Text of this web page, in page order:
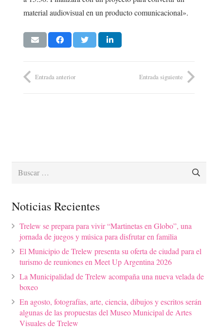
material audiovisual en un producto comunicacional».
Entrada anterior Entrada siguiente
Buscar:
Noticias Recientes
Trelew se prepara para vivir “Martinetas en Globo”, una
jornada de juegos y música para disfrutar en familia
El Municipio de Trelew presenta su oferta de ciudad para el
turismo de reuniones en Meet Up Argentina 2026
La Municipalidad de Trelew acompaña una nueva velada de
boxeo
En agosto, fotografías, arte, ciencia, dibujos y escritos serán
algunas de las propuestas del Museo Municipal de Artes
Visuales de Trelew